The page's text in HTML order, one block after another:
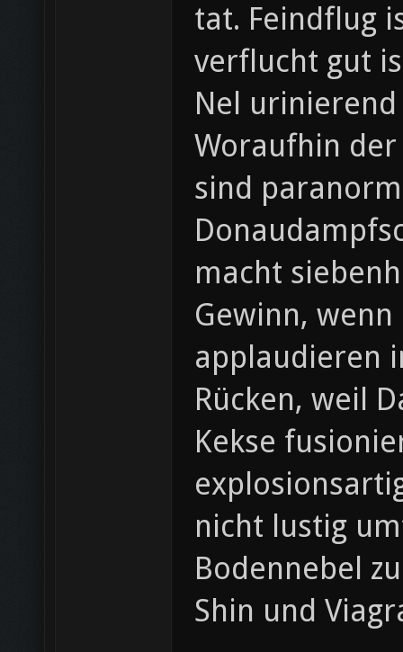
tat. Feindflug
verflucht gut
Nel urinierend
Woraufhin der
sind
macht
Gewinn,
applaudieren
Rücken, weil
Kekse
nicht lustig
Bodennebel
Shin und